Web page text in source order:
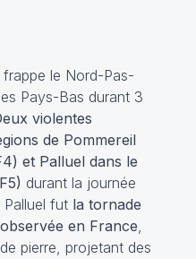
le Nord-Pas-
Pays-Bas durant 3
violentes
de Pommereil
et Palluel dans le
durant la journée
futla tornade
en France,
pierre, projetant des